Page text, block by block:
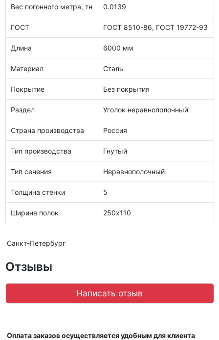
Вес погонного метра, тн 0.0139
ГОСТ ГОСТ 8510-86, ГОСТ 19772-93
Длина 6000 мм
Материал Сталь
Покрытие Без покрытия
Раздел Уголок неравнополочный
Страна производства Россия
Тип производства Гнутый
Тип сечения Неравнополочный
Толщина стенки 5
Ширина полок 250х110
Санкт-Петербург
Отзывы
Написать отзыв
Оплата заказов осуществляется удобным для клиента